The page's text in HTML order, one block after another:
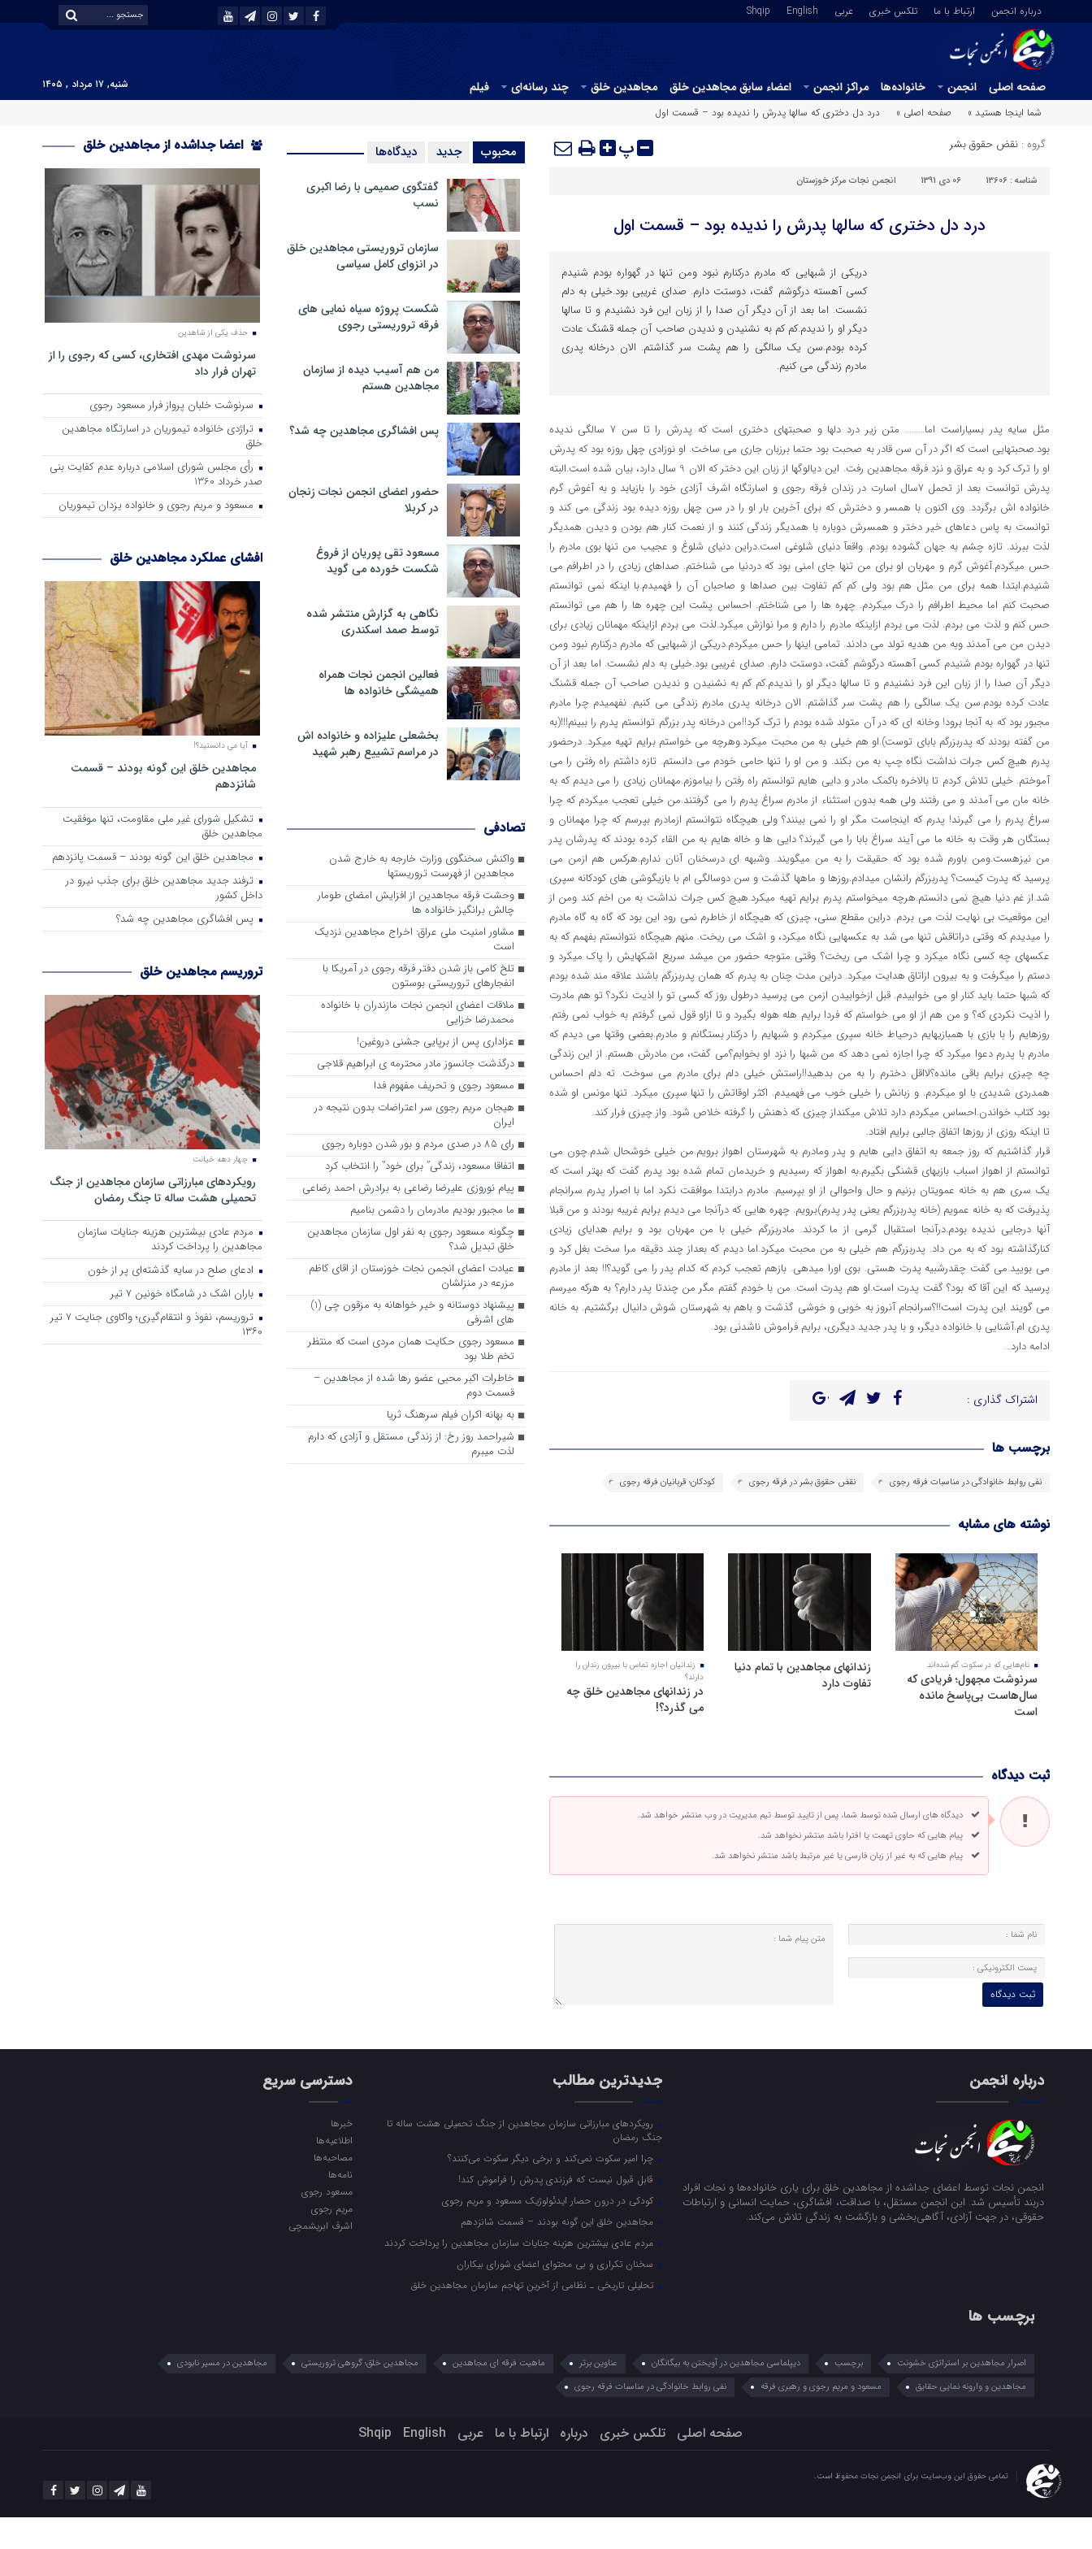
درباره انجمن ارتباط با ما تلکس خبری عربي English
Shqip
صفحه اصلی انجمن خانواده‌ها مراکز انجمن اعضاء سابق مجاهدین خلق مجاهدین خلق چند رسانه‌ای فیلم
شنبه, ۱۷ مرداد , ۱۴۰۵
شما اینجا هستید »
صفحه اصلی » درد دل دختری که سالها پدرش را ندیده بود – قسمت اول
گروه : نقض حقوق بشر پ
شناسه : 13606 06 دی 1391 انجمن نجات مرکز خوزستان
درد دل دختری که سالها پدرش را ندیده بود – قسمت اول
دریکی از شبهایی که مادرم درکنارم نبود ومن تنها در گهواره بودم شنیدم
کسی آهسته درگوشم گفت، دوستت دارم. صدای غریبی بود.خیلی به دلم
نشست. اما بعد از آن دیگر آن صدا را از زبان این فرد نشنیدم و تا سالها
دیگر او را ندیدم.کم کم به نشنیدن و ندیدن صاحب آن جمله قشنگ عادت
کرده بودم.سن یک سالگی را هم پشت سر گذاشتم. الان درخانه پدری
مادرم زندگی می کنیم.
مثل سایه پدر بسیاراست اما……… متن زیر درد دلها و صحبتهای دختری است که پدرش را تا سن 7 سالگی ندیده
بود.صحبتهایی است که اگر در آن سن قادر به صحبت بود حتما برزبان جاری می ساخت. او نوزادی چهل روزه بود که پدرش
او را ترک کرد و به عراق و نزد فرقه مجاهدین رفت. این دیالوگها از زبان این دختر که الان 9 سال دارد، بیان شده است.البته
پدرش توانست بعد از تحمل 7سال اسارت در زندان فرقه رجوی و اسارتگاه اشرف آزادی خود را بازیابد و به آغوش گرم
خانواده اش برگردد. وی اکنون با همسر و دخترش که برای آخرین بار او را در سن چهل روزه دیده بود زندگی می کند و
توانست به پاس دعاهای خیر دختر و همسرش دوباره با همدیگر زندگی کنند و از نعمت کنار هم بودن و دیدن همدیگر
لذت ببرند. تازه چشم به جهان گشوده بودم. واقعآ دنیای شلوغی است.دراین دنیای شلوغ و عجیب من تنها بوی مادرم را
حس میکردم.آغوش گرم و مهربان او برای من تنها جای امنی بود که دردنیا می شناختم. صداهای زیادی را در اطرافم می
شنیدم.ابتدا همه برای من مثل هم بود ولی کم کم تفاوت بین صداها و صاحبان آن را فهمیدم.با اینکه نمی توانستم
صحبت کنم اما محیط اطرافم را درک میکردم. چهره ها را می شناختم. احساس پشت این چهره ها را هم می توانستم
حس کنم و لذت می بردم. لذت می بردم ازاینکه مادرم را دارم و مرا نوازش میکرد.لذت می بردم ازاینکه مهمانان زیادی برای
دیدن من می آمدند وبه من هدیه تولد می دادند. تمامی اینها را حس میکردم.دریکی از شبهایی که مادرم درکنارم نبود ومن
تنها در گهواره بودم شنیدم کسی آهسته درگوشم گفت، دوستت دارم. صدای غریبی بود.خیلی به دلم نشست. اما بعد از آن
دیگر آن صدا را از زبان این فرد نشنیدم و تا سالها دیگر او را ندیدم.کم کم به نشنیدن و ندیدن صاحب آن جمله قشنگ
عادت کرده بودم.سن یک سالگی را هم پشت سر گذاشتم. الان درخانه پدری مادرم زندگی می کنیم. نفهمیدم چرا مادرم
مجبور بود که به آنجا برود! وخانه ای که در آن متولد شده بودم را ترک کرد!!من درخانه پدر بزرگم توانستم پدرم را ببینم!!!(به
من گفته بودند که پدربزرگم بابای توست).او هم خیلی به من محبت میکرد.وهرچه می خواستم برایم تهیه میکرد. درحضور
پدرم هیچ کس جرات نداشت نگاه چپ به من بکند. و من او را تنها حامی خودم می دانستم. تازه داشتم راه رفتن را می
آموختم. خیلی تلاش کردم تا بالاخره باکمک مادر و دایی هایم توانستم راه رفتن را بیاموزم.مهمانان زیادی را می دیدم که به
خانه مان می آمدند و می رفتند ولی همه بدون استثناء از مادرم سراغ پدرم را می گرفتند.من خیلی تعجب میکردم که چرا
سراغ پدرم را می گیرند! پدرم که اینجاست مگر او را نمی بینند؟ ولی هیچگاه نتوانستم ازمادرم بپرسم که چرا مهمانان و
بستگان هر وقت به خانه ما می آیند سراغ بابا را می گیرند؟ دایی ها و خاله هایم به من القاء کرده بودند که پدرشان پدر
من نیزهست.ومن باورم شده بود که حقیقت را به من میگویند. وشبهه ای درسخنان آنان ندارم.هرکس هم ازمن می
پرسید که پدرت کیست؟ پدربزرگم رانشان میدادم.روزها و ماهها گذشت و سن دوسالگی ام با بازیگوشی های کودکانه سپری
شد.از غم دنیا هیچ نمی دانستم.هرچه میخواستم پدرم برایم تهیه میکرد.هیچ کس جرات نداشت به من اخم کند ومن از
این موقعیت بی نهایت لذت می بردم. دراین مقطع سنی، چیزی که هیچگاه از خاطرم نمی رود این بود که گاه به گاه مادرم
را میدیدم که وقتی دراتاقش تنها می شد به عکسهایی نگاه میکرد، و اشک می ریخت. منهم هیچگاه نتوانستم بفهمم که به
عکسهای چه کسی نگاه میکرد و چرا اشک می ریخت؟ وقتی متوجه حضور من میشد سریع اشکهایش را پاک میکرد و
دستم را میگرفت و به بیرون ازاتاق هدایت میکرد. دراین مدت چنان به پدرم که همان پدربزرگم باشند علاقه مند شده بودم
که شبها حتما باید کنار او می خوابیدم. قبل ازخوابیدن ازمن می پرسید درطول روز که کسی تو را اذیت نکرد؟ تو هم مادرت
را اذیت نکردی که؟ و من هم از او می خواستم که فردا برایم هله هوله بگیرد و تا ازاو قول نمی گرفتم به خواب نمی رفتم.
روزهایم را با بازی با همبازیهایم درحیاط خانه سپری میکردم و شبهایم را درکنار بستگانم و مادرم.بعضی وقتها می دیدم که
مادرم با پدرم دعوا میکرد که چرا اجازه نمی دهد که من شبها را نزد او بخوابم؟می گفت، من مادرش هستم. از این زندگی
چه چیزی برایم باقی مانده؟لااقل دخترم را به من بدهید!!راستش خیلی دلم برای مادرم می سوخت. ته دلم احساس
همدردی شدیدی با او میکردم. و زبانش را خیلی خوب می فهمیدم. اکثر اوقاتش را تنها سپری میکرد. تنها مونس او شده
بود کتاب خواندن.احساس میکردم دارد تلاش میکنداز چیزی که ذهنش را گرفته خلاص شود. واز چیزی فرار کند.
تا اینکه روزی از روزها اتفاق جالبی برایم افتاد.
قرار گذاشتیم که روز جمعه به اتفاق دایی هایم و پدر ومادرم به شهرستان اهواز برویم.من خیلی خوشحال شدم.چون می
توانستم از اهواز اسباب بازیهای قشنگی بگیرم.به اهواز که رسیدیم و خریدمان تمام شده بود پدرم گفت که بهتر است که
یک سری هم به خانه عمویتان بزنیم و حال واحوالی از او بپرسیم. مادرم درابتدا موافقت نکرد اما با اصرار پدرم سرانجام
پذیرفت که به خانه عمویم (خانه پدربزرگم یعنی پدر پدرم)برویم. چهره هایی که درآنجا می دیدم برایم غریبه بودند و من قبلا
آنها درجایی ندیده بودم.درآنجا استقبال گرمی از ما کردند. مادربزرگم خیلی با من مهربان بود و برایم هدایای زیادی
کنارگذاشته بود که به من داد. پدربزرگم هم خیلی به من محبت میکرد.اما دیدم که بعداز چند دقیقه مرا سخت بغل کرد و
می بویید.می گفت چقدرشبیه پدرت هستی. بوی اورا میدهی. بازهم تعجب کردم که کدام پدر را می گوید؟!! بعد از مادرم
پرسید که این آقا که بود؟ گفت پدرت است.او هم پدرت است. من با خودم گفتم مگر من چندتا پدر دارم؟ به هرکه میرسم
می گویند این پدرت است!!؟سرانجام آنروز به خوبی و خوشی گذشت و باهم به شهرستان شوش دانیال برگشتیم. به خانه
پدری ام.آشنایی با خانواده دیگر، و با پدر جدید دیگری، برایم فراموش ناشدنی بود.
ادامه دارد…
اشتراک گذاری :
برچسب ها
نفی روابط خانوادگی در مناسبات فرقه رجوی نقض حقوق بشر در فرقه رجوی کودکان؛ قربانیان فرقه رجوی
نوشته های مشابه
نام‌هایی که در سکوت گم شده‌اند
سرنوشت مجهول؛ فریادی که
سال‌هاست بی‌پاسخ مانده
است
زندانهای مجاهدین با تمام دنیا
تفاوت دارد
زندانیان اجازه تماس با بیرون زندان را
دارند؟
در زندانهای مجاهدین خلق چه
می گذرد؟!
ثبت دیدگاه
دیدگاه های ارسال شده توسط شما، پس از تایید توسط تیم مدیریت در وب منتشر خواهد شد.
پیام هایی که حاوی تهمت یا افترا باشد منتشر نخواهد شد.
پیام هایی که به غیر از زبان فارسی یا غیر مرتبط باشد منتشر نخواهد شد.
محبوب جدید دیدگاه‌ها
گفتگوی صمیمی با رضا اکبری
نسب
سازمان تروریستی مجاهدین خلق
در انزوای کامل سیاسی
شکست پروژه سیاه نمایی های
فرقه تروریستی رجوی
من هم آسیب دیده از سازمان
مجاهدین هستم
پس افشاگری مجاهدین چه شد؟
حضور اعضای انجمن نجات زنجان
در کربلا
مسعود تقی پوریان از فروغ
شکست خورده می گوید
نگاهی به گزارش منتشر شده
توسط صمد اسکندری
فعالین انجمن نجات همراه
همیشگی خانواده ها
بخشعلی علیزاده و خانواده اش
در مراسم تشییع رهبر شهید
تصادفی
واکنش سخنگوی وزارت خارجه به خارج شدن
مجاهدین از فهرست تروریستها
وحشت فرقه مجاهدین از افزایش امضای طومار
چالش برانگیز خانواده ها
مشاور امنیت ملی عراق: اخراج مجاهدین نزدیک
است
تلخ کامی باز شدن دفتر فرقه رجوی در آمریکا با
انفجارهای تروریستی بوستون
ملاقات اعضای انجمن نجات مازندران با خانواده
محمدرضا خزایی
عزاداری پس از برپایی جشنی دروغین!
درگذشت جانسوز مادر محترمه ی ابراهیم قلاجی
مسعود رجوی و تحریف مفهوم فدا
هیجان مریم رجوی سر اعتراضات بدون نتیجه در
ایران
رای 85 در صدی مردم و بور شدن دوباره رجوی
اتفاقا مسعود، زندگی” برای خود” را انتخاب کرد
پیام نوروزی علیرضا رضاعی به برادرش احمد رضاعی
ما مجبور بودیم مادرمان را دشمن بنامیم
چگونه مسعود رجوی به نفر اول سازمان مجاهدین
خلق تبدیل شد؟
عیادت اعضای انجمن نجات خوزستان از اقای کاظم
مزرعه در منزلشان
پیشنهاد دوستانه و خیر خواهانه به مزقون چی (1)
های اشرفی
مسعود رجوی حکایت همان مردی است که منتظر
تخم طلا بود
خاطرات اکبر محبی عضو رها شده از مجاهدین –
قسمت دوم
به ‌بهانه اکران فیلم سرهنگ ثریا
شیراحمد روز رخ: از زندگی مستقل و آزادی که دارم
لذت میبرم
اعضا جداشده از مجاهدین خلق
حذف یکی از شاهدین
سرنوشت مهدی افتخاری، کسی که رجوی را از
تهران فرار داد
سرنوشت خلبان پرواز فرار مسعود رجوی
تراژدی خانواده تیموریان در اسارتگاه مجاهدین
خلق
رأی مجلس شورای اسلامی درباره عدم كفایت بنی
صدر خرداد 1360
مسعود و مریم رجوی و خانواده یزدان تیموریان
افشای عملکرد مجاهدین خلق
آیا می دانستید؟!
مجاهدین خلق این گونه بودند – قسمت
شانزدهم
تشکیل شورای غیر ملی مقاومت، تنها موفقیت
مجاهدین خلق
مجاهدین خلق این گونه بودند – قسمت پانزدهم
ترفند جدید مجاهدین خلق برای جذب نیرو در
داخل کشور
پس افشاگری مجاهدین چه شد؟
تروریسم مجاهدین خلق
چهار دهه خیانت
رویکرد‌های مبارزاتی سازمان مجاهدین از جنگ
تحمیلی هشت ساله تا جنگ رمضان
مردم عادی بیشترین هزینه جنایات سازمان
مجاهدین را پرداخت کردند
ادعای صلح در سایه گذشته‌ای پر از خون
باران اشک در شامگاه خونین 7 تیر
تروریسم، نفوذ و انتقام‌گیری؛ واکاوی جنایت ۷ تیر
۱۳۶۰
درباره انجمن
انجمن نجات توسط اعضای جداشده از مجاهدین خلق برای یاری خانواده‌ها و نجات افراد
دربند تأسیس شد. این انجمن مستقل، با صداقت، افشاگری، حمایت انسانی و ارتباطات
حقوقی، در جهت آزادی، آگاهی‌بخشی و بازگشت به زندگی تلاش می‌کند.
جدیدترین مطالب
رویکرد‌های مبارزاتی سازمان مجاهدین از جنگ تحمیلی هشت ساله تا
جنگ رمضان
چرا امیر سکوت نمی‌کند و برخی دیگر سکوت می‌کنند؟
قابل قبول نیست که فرزندی پدرش را فراموش کند!
کودکی در درون حصار ایدئولوژیک مسعود و مریم رجوی
مجاهدین خلق این گونه بودند – قسمت شانزدهم
مردم عادی بیشترین هزینه جنایات سازمان مجاهدین را پرداخت کردند
سخنان تکراری و بی محتوای اعضای شورای بیکاران
تحلیلی تاریخی ـ نظامی از آخرین تهاجم سازمان مجاهدین خلق
دسترسی سریع
خبرها
اطلاعیه‌ها
مصاحبه‌ها
نامه‌ها
مسعود رجوی
مریم رجوی
اشرف ابریشمچی
برچسب ها
اصرار مجاهدین بر استراتژی خشونت برچسب دیپلماسی مجاهدین در آویختن به بیگانگان عناوین برتر ماهیت فرقه ای مجاهدین مجاهدین خلق؛ گروهی تروریستی
مجاهدین در مسیر نابودی
مجاهدین و وارونه نمایی حقایق
مسعود و مریم رجوی و رهبری فرقه نفی روابط خانوادگی در مناسبات فرقه رجوی
صفحه اصلی تلکس خبری درباره ارتباط با ما عربي English
Shqip
تمامی حقوق این وب‌سایت برای انجمن نجات محفوظ است.